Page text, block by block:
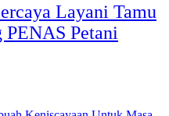
Layani Tamu
Petani